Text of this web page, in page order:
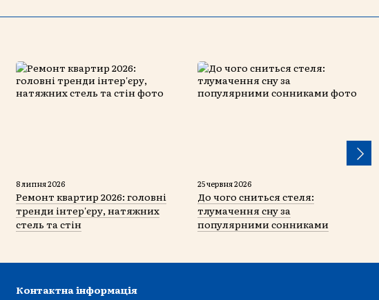
8 липня 2026
Ремонт квартир 2026: головні
тренди інтер'єру, натяжних
стель та стін
25 червня 2026
До чого сниться стеля:
тлумачення сну за
популярними сонниками
Контактна інформація